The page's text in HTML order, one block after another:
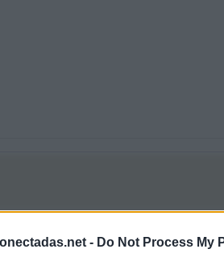
- Do Not Process My
respuestas